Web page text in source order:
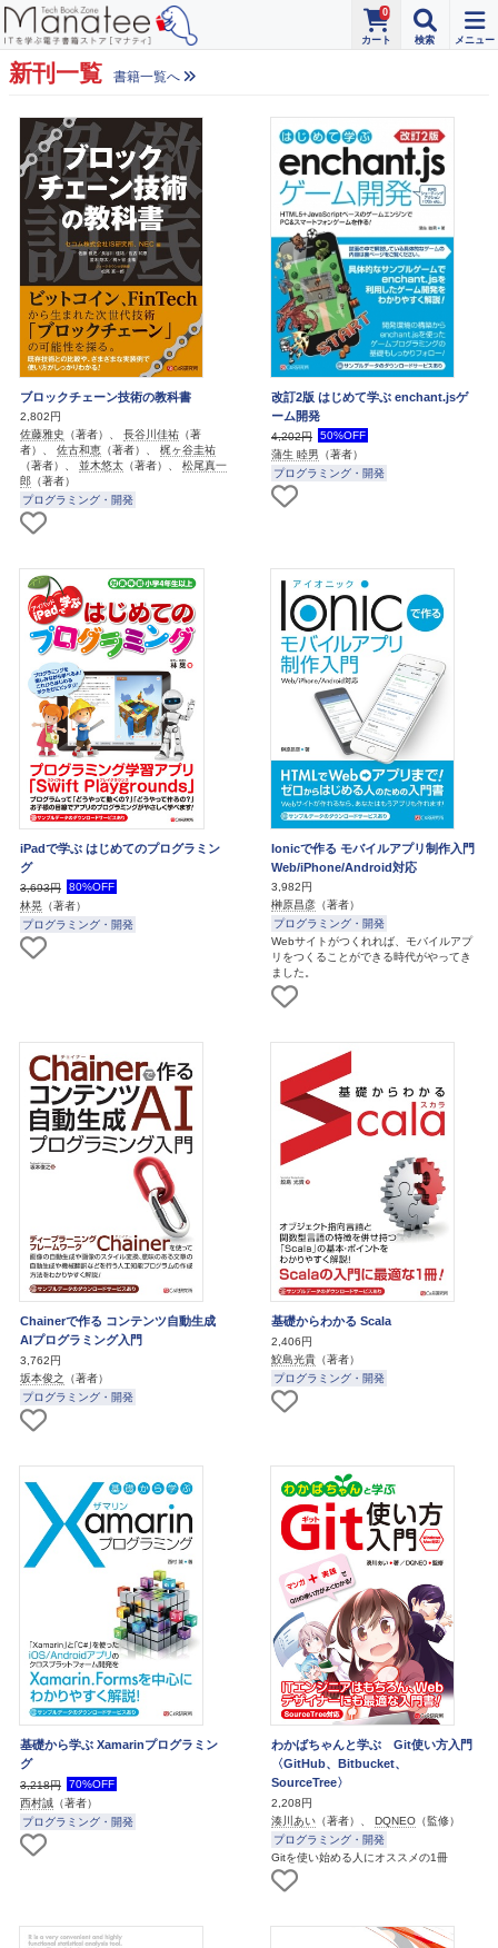
0
新刊一覧 書籍一覧へ
ブロックチェーン技術の教科書
2,802円
佐藤雅史 （著者）、 長谷川佳祐 （著
者）、 佐古和恵 （著者）、 梶ヶ谷圭祐
（著者）、 並木悠太 （著者）、 松尾真一
郎 （著者）
プログラミング・開発
改訂2版 はじめて学ぶ enchant.jsゲ
ーム開発
4,202円
50%OFF
蒲生 睦男 （著者）
プログラミング・開発
iPadで学ぶ はじめてのプログラミン
グ
3,693円
80%OFF
林晃 （著者）
プログラミング・開発
Ionicで作る モバイルアプリ制作入門
Web/iPhone/Android対応
3,982円
榊原昌彦 （著者）
プログラミング・開発
Webサイトがつくれれば、モバイルアプ
リをつくることができる時代がやってき
ました。
Chainerで作る コンテンツ自動生成
AIプログラミング入門
3,762円
坂本俊之 （著者）
プログラミング・開発
基礎からわかる Scala
2,406円
鮫島光貴 （著者）
プログラミング・開発
基礎から学ぶ Xamarinプログラミン
グ
3,218円
70%OFF
西村誠 （著者）
プログラミング・開発
わかばちゃんと学ぶ Git使い方入門
〈GitHub、Bitbucket、
SourceTree〉
2,208円
湊川あい （著者）、 DQNEO （監修）
プログラミング・開発
Gitを使い始める人にオススメの1冊